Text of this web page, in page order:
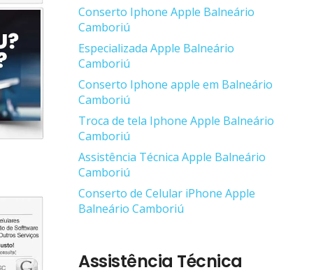
Conserto Iphone Apple Balneário
Camboriú
Especializada Apple Balneário
Camboriú
Conserto Iphone apple em Balneário
Camboriú
Troca de tela Iphone Apple Balneário
Camboriú
Assistência Técnica Apple Balneário
Camboriú
Conserto de Celular iPhone Apple
Balneário Camboriú
Assistência Técnica